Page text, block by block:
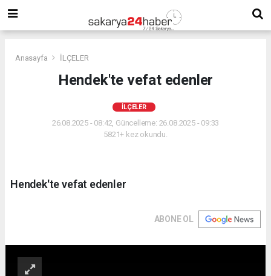
Anasayfa İLÇELER
Hendek'te vefat edenler
İLÇELER
26.08.2025 - 08:42, Güncelleme: 26.08.2025 - 09:33
5821+ kez okundu.
Hendek'te vefat edenler
ABONE OL